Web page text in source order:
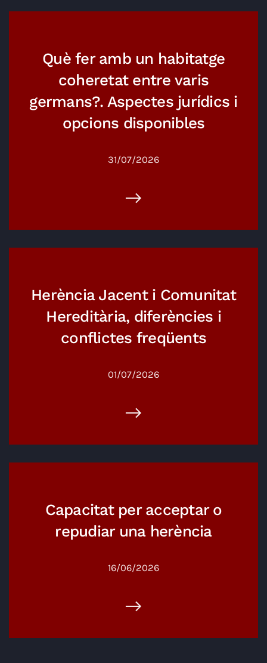
Què fer amb un habitatge
coheretat entre varis
germans?. Aspectes jurídics i
opcions disponibles
31/07/2026
Herència Jacent i Comunitat
Hereditària, diferències i
conflictes freqüents
01/07/2026
Capacitat per acceptar o
repudiar una herència
16/06/2026